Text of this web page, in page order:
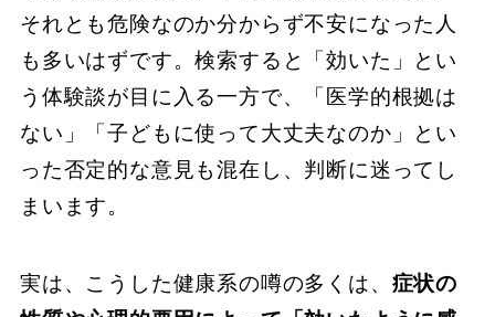
それとも危険なのか分からず不安になった人
も多いはずです。検索すると「効いた」とい
う体験談が目に入る一方で、「医学的根拠は
ない」「子どもに使って大丈夫なのか」とい
った否定的な意見も混在し、判断に迷ってし
まいます。
実は、こうした健康系の噂の多くは、 症状の